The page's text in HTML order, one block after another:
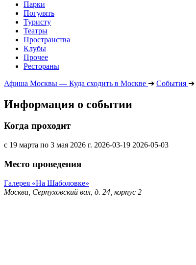
Парки
Погулять
Туристу
Театры
Пространства
Клубы
Прочее
Рестораны
Афиша Москвы — Куда сходить в Москве ➔ События ➔
Информация о событии
Когда проходит
с 19 марта по 3 мая 2026 г. 2026-03-19 2026-05-03
Место проведения
Галерея «На Шаболовке»
Москва, Серпуховский вал, д. 24, корпус 2